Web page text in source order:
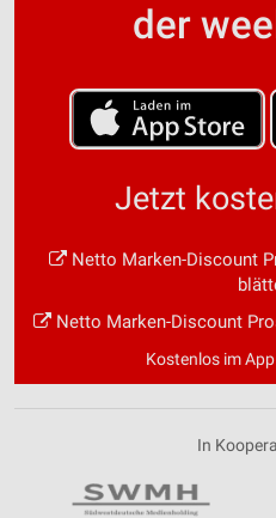
der
Jetzt
Netto Marken-Discount
Netto Marken-Discount
Kostenlos im
In